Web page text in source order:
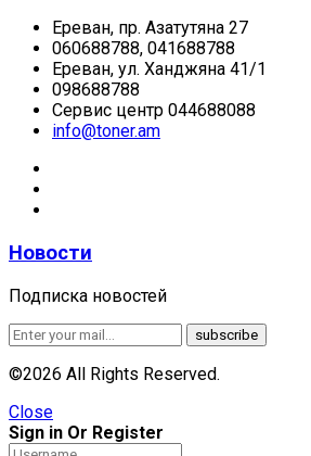
Ереван, пр. Азатутяна 27
060688788, 041688788
Ереван, ул. Ханджяна 41/1
098688788
Сервис центр 044688088
info@toner.am
Новости
Подписка новостей
©2026 All Rights Reserved.
Close
Sign in Or Register